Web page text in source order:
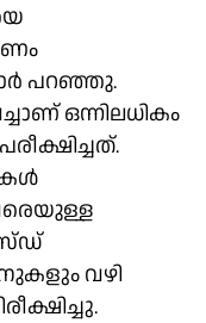
പറഞ്ഞു.
ഒന്നിലധികം
വഴി